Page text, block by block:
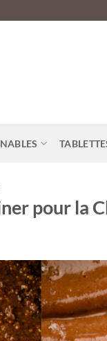
pour la